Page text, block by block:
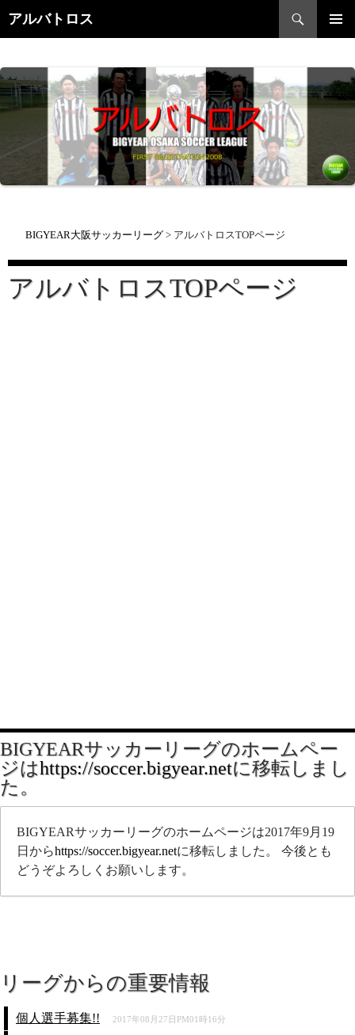
アルバトロス
索
テ
ン
ツ
キ
プ
BIGYEAR大阪サッカーリーグ > アルバトロスTOPページ
アルバトロスTOPページ
BIGYEARサッカーリーグのホームペー
ジはhttps://soccer.bigyear.netに移転しまし
た。
BIGYEARサッカーリーグのホームページは2017年9月19
日からhttps://soccer.bigyear.netに移転しました。 今後とも
どうぞよろしくお願いします。
リーグからの重要情報
個人選手募集!! 2017年08月27日PM01時16分